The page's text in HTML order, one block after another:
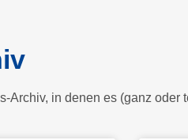
in denen es (ganz oder